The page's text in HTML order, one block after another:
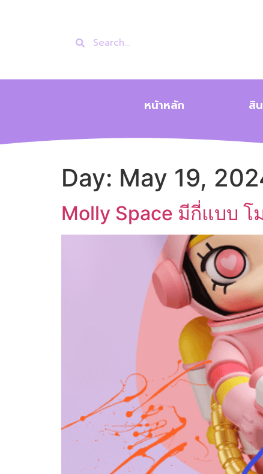
หน้าหลัก สิ
Day: May 19,
Molly Space มีกี่แบบ โ